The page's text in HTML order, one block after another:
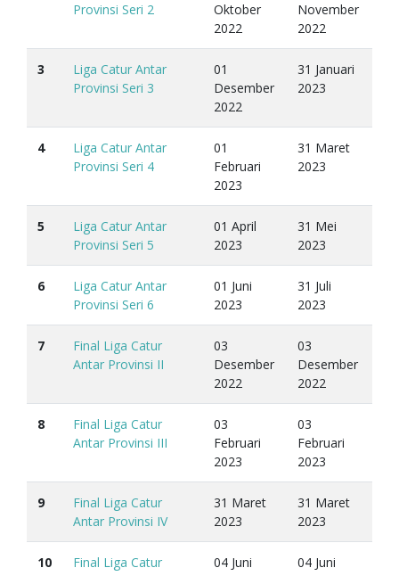
Provinsi Seri 2
Oktober
2022
November
2022
3
Liga Catur Antar
Provinsi Seri 3
01
Desember
2022
31 Januari
2023
4
Liga Catur Antar
Provinsi Seri 4
01
Februari
2023
31 Maret
2023
5
Liga Catur Antar
Provinsi Seri 5
01 April
2023
31 Mei
2023
6
Liga Catur Antar
Provinsi Seri 6
01 Juni
2023
31 Juli
2023
7
Final Liga Catur
Antar Provinsi II
03
Desember
2022
03
Desember
2022
8
Final Liga Catur
Antar Provinsi III
03
Februari
2023
03
Februari
2023
9
Final Liga Catur
Antar Provinsi IV
31 Maret
2023
31 Maret
2023
10
Final Liga Catur
04 Juni
04 Juni